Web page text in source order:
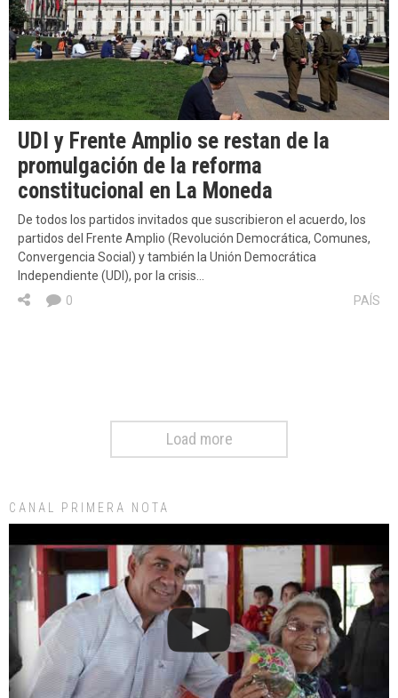
UDI y Frente Amplio se restan de la
promulgación de la reforma
constitucional en La Moneda
De todos los partidos invitados que suscribieron el acuerdo, los
partidos del Frente Amplio (Revolución Democrática, Comunes,
Convergencia Social) y también la Unión Democrática
Independiente (UDI), por la crisis…
PAÍS
0
Load more
CANAL PRIMERA NOTA